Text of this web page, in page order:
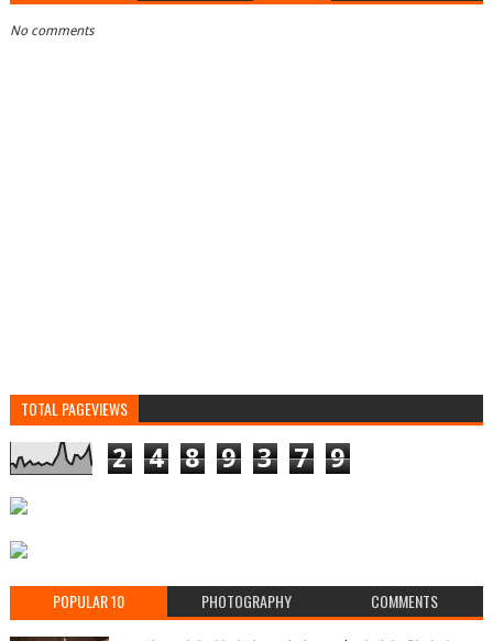
No comments
TOTAL PAGEVIEWS
2 4 8 9 3 7 9
POPULAR 10 PHOTOGRAPHY COMMENTS